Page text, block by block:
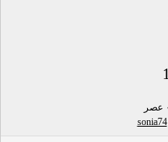
sonia74